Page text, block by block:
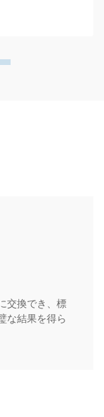
font-
交換でき、標
な結果を得ら